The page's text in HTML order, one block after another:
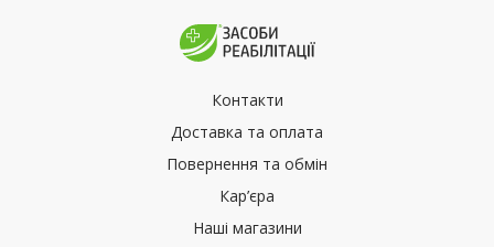
Контакти
Доставка та оплата
Повернення та обмін
Кар’єра
Наші магазини